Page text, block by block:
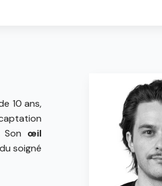
10 ans,
œil
soigné